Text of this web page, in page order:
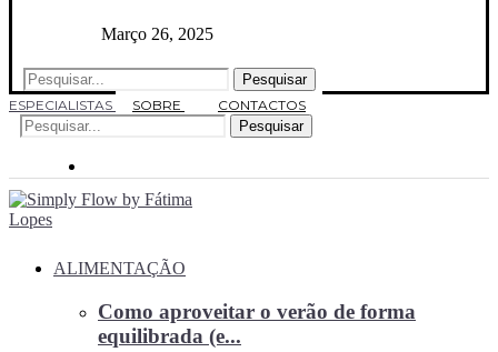
Março 26, 2025
Pesquisar
ESPECIALISTAS
SOBRE
CONTACTOS
Pesquisar
ALIMENTAÇÃO
Como aproveitar o verão de forma
equilibrada (e...